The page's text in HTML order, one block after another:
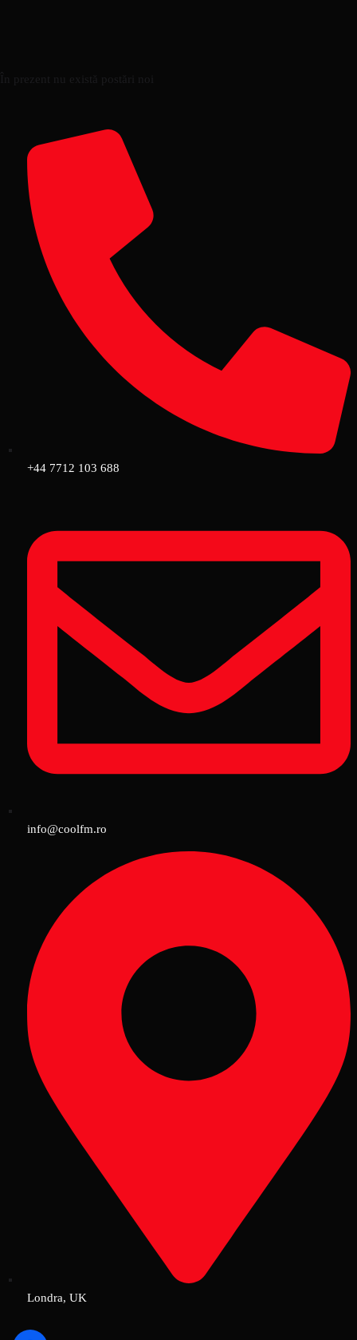
În prezent nu există postări noi
+44 7712 103 688
info@coolfm.ro
Londra, UK